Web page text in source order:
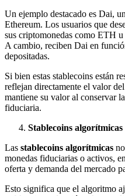
Un ejemplo destacado es Dai,
Ethereum. Los usuarios que
sus criptomonedas como ETH
A cambio, reciben Dai en
depositadas.
Si bien estas stablecoins están
reflejan directamente el valor
mantiene su valor al conservar
fiduciaria.
Stablecoins algorítmicas
Las stablecoins algorítmicas
monedas fiduciarias o activos,
oferta y demanda del mercado
Esto significa que el algoritmo